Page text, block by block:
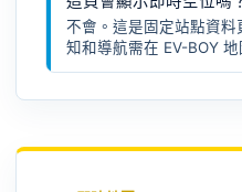
不會。這是固定站點資
知和導航需在 EV-BOY